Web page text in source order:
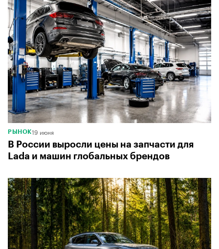
РЫНОК19 июня
В России выросли цены на запчасти для
Lada и машин глобальных брендов